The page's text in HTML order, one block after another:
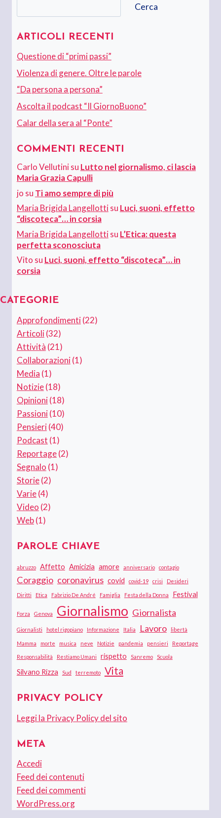
Cerca
ARTICOLI RECENTI
Questione di “primi passi”
Violenza di genere. Oltre le parole
“Da persona a persona”
Ascolta il podcast “Il GiornoBuono”
Calar della sera al “Ponte”
COMMENTI RECENTI
Carlo Vellutinisu Lutto nel giornalismo, ci lascia
Maria Grazia Capulli
jo su Ti amo sempre di più
Maria Brigida Langellottisu Luci, suoni, effetto
“discoteca”… in corsia
Maria Brigida Langellottisu L’Etica: questa
perfetta sconosciuta
Vito su Luci, suoni, effetto “discoteca”… in
corsia
CATEGORIE
Approfondimenti(22)
Articoli(32)
Attività (21)
Collaborazioni(1)
Media (1)
Notizie(18)
Opinioni(18)
Passioni(10)
Pensieri(40)
Podcast (1)
Reportage(2)
Segnalo (1)
Storie(2)
Varie(4)
Video (2)
Web(1)
PAROLE CHIAVE
abruzzo Affetto Amicizia amore anniversario contagio
Coraggio coronavirus covid covid-19 crisi Desideri
Diritti Etica Fabrizio De André Famiglia Festa della Donna Festival
Forza Genova Giornalismo Giornalista
Giornalisti hotel rigopiano Informazione Italia Lavoro libertà
Mamma morte musica neve Notizie pandemia pensieri Reportage
Responsabilità Restiamo Umani rispetto Sanremo Scuola
Silvano Rizza Sud terremoto Vita
PRIVACY POLICY
Leggi la Privacy Policy del sito
META
Accedi
Feed dei contenuti
Feed dei commenti
WordPress.org